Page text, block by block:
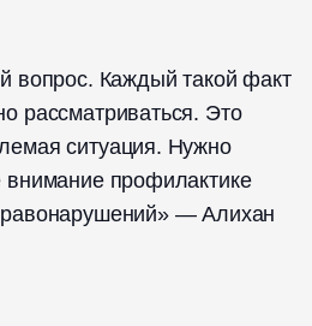
вопрос. Каждый такой факт
рассматриваться. Это
ситуация. Нужно
внимание профилактике
— Алихан